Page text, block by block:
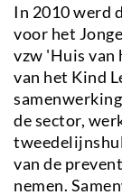
In 2010 werd
voor het
vzw 'Huis van
van het Kind
de sector,
van de
nemen.